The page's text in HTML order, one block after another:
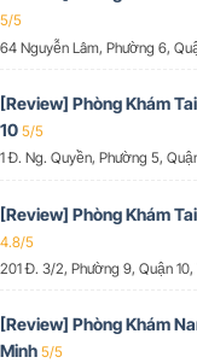
5/5
64 Nguyễn Lâm, Phường 6,
[Review] Phòng Khám
10 5/5
1 Đ. Ng. Quyền, Phường 5,
[Review] Phòng Khám
4.8/5
201 Đ. 3/2, Phường 9, Quận
[Review] Phòng Khám
Minh 5/5